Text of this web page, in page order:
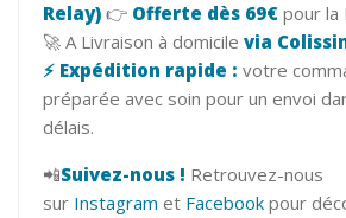
Relay) 👉 Offerte dès 69€ pour la
🚀 A Livraison à domicile via
⚡ Expédition rapide : votre
préparée avec soin pour un envoi
délais.
📲Suivez-nous ! Retrouvez-nous
sur Instagram et Facebook pour